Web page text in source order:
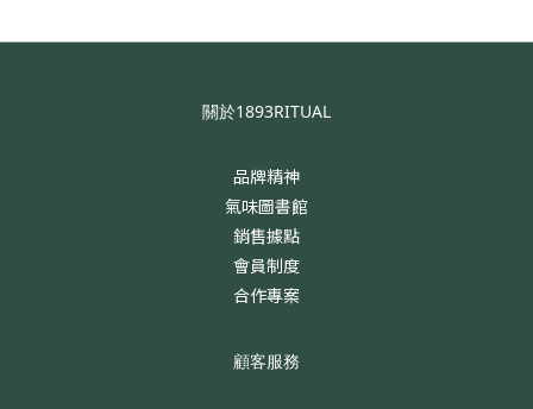
關於1893RITUAL
品牌精神
氣味圖書館
銷售據點
會員制度
合作專案
顧客服務